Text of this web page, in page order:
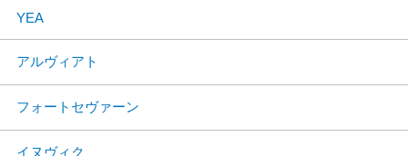
YEA
アルヴィアト
フォートセヴァーン
イヌヴィク